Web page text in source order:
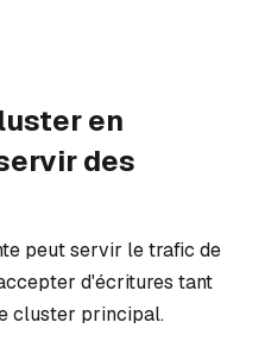
en
des
peut servir le trafic de
d'écritures tant
cluster principal.